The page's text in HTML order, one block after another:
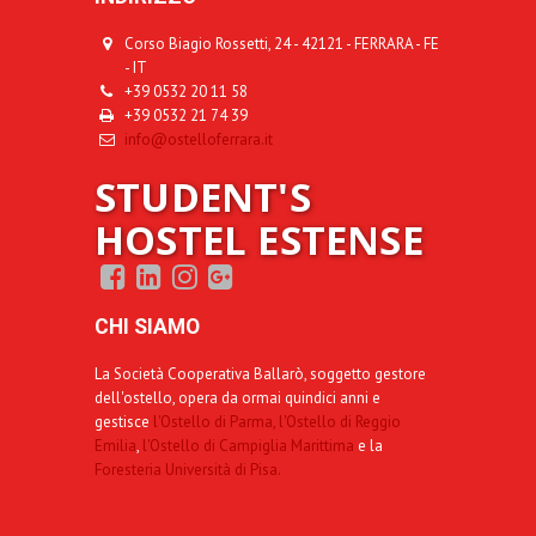
Corso Biagio Rossetti, 24 - 42121 - FERRARA - FE
- IT
+39 0532 20 11 58
+39 0532 21 74 39
info@ostelloferrara.it
STUDENT'S
HOSTEL ESTENSE
CHI SIAMO
La Società Cooperativa Ballarò, soggetto gestore
dell'ostello, opera da ormai quindici anni e
gestisce l'Ostello di Parma, l'Ostello di Reggio
Emilia, l'Ostello di Campiglia Marittima e la
Foresteria Università di Pisa.